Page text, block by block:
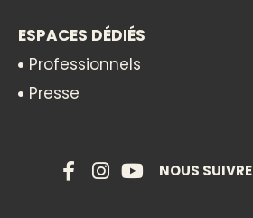
ESPACES DÉDIÉS
Professionnels
Presse
NOUS SUIVRE